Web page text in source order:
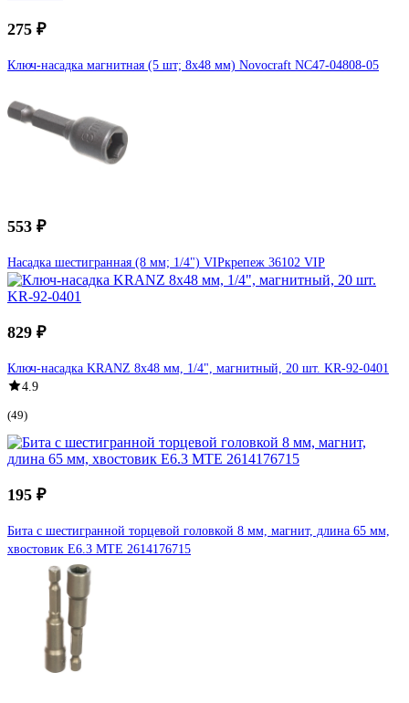
275 ₽
Ключ-насадка магнитная (5 шт; 8х48 мм) Novocraft NC47-04808-05
553 ₽
Насадка шестигранная (8 мм; 1/4") VIPкрепеж 36102 VIP
829 ₽
Ключ-насадка KRANZ 8х48 мм, 1/4", магнитный, 20 шт. KR-92-0401
4.9
(49)
195 ₽
Бита с шестигранной торцевой головкой 8 мм, магнит, длина 65 мм,
хвостовик E6.3 MTE 2614176715